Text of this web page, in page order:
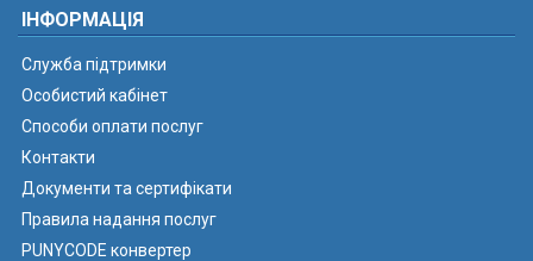
ІНФОРМАЦІЯ
Служба підтримки
Особистий кабінет
Способи оплати послуг
Контакти
Документи та сертифікати
Правила надання послуг
PUNYCODE конвертер